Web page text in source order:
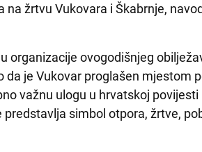
žrtvu Vukovara i Škabrnje,
organizacije ovogodišnjeg
da je Vukovar proglašen mjestom
važnu ulogu u hrvatskoj povijesti
simbol otpora, žrtve,